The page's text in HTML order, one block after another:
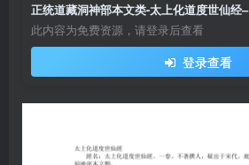
正统道藏洞神部本文类-太上化道度世仙经–
此内容为免费资源，请登录后查看
登录查看